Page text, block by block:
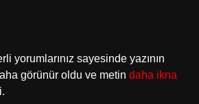
yorumlarınız sayesinde yazının
görünür oldu ve metin daha ikna